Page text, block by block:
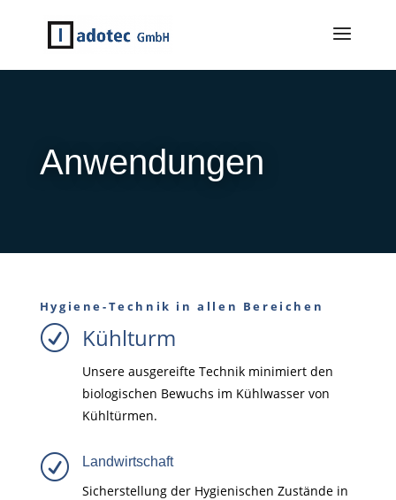
Anwendungen
Hygiene-Technik in allen Bereichen
R Kühlturm
Unsere ausgereifte Technik minimiert den
biologischen Bewuchs im Kühlwasser von
Kühltürmen.
R Landwirtschaft
Sicherstellung der Hygienischen Zustände in